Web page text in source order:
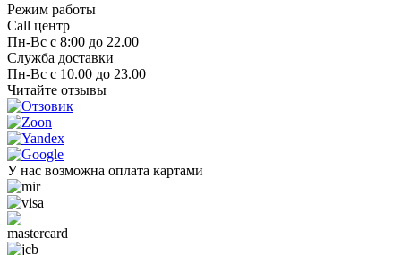
Режим работы
Call центр
Пн-Вс с 8:00 до 22.00
Служба доставки
Пн-Вс с 10.00 до 23.00
Читайте отзывы
У нас возможна оплата картами